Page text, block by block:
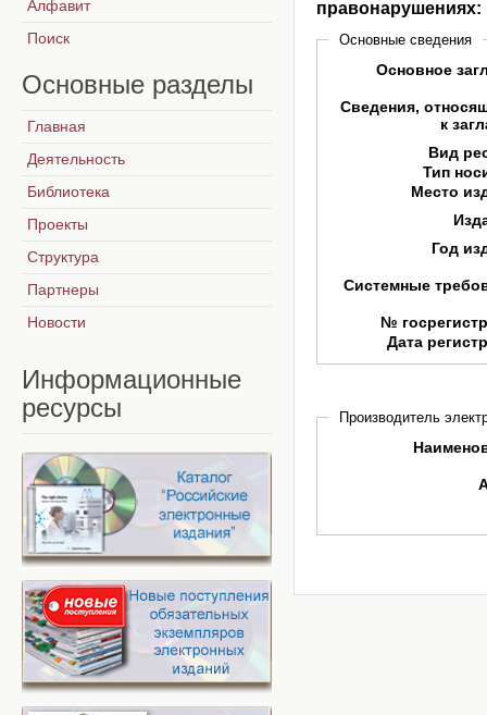
Основные сведения
Основное
Сведения,
к
Вид
Тип
Место
Год
Системные
№
Дата
Производитель
Алфавит
Поиск
Основные разделы
Главная
Деятельность
Библиотека
Проекты
Структура
Партнеры
Новости
Информационные
ресурсы